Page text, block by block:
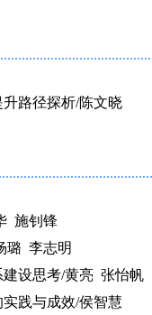
路径探析/陈文晓
施钊锋
璐 李志明
设思考/黄亮 张怡帆
践与成效/侯智慧